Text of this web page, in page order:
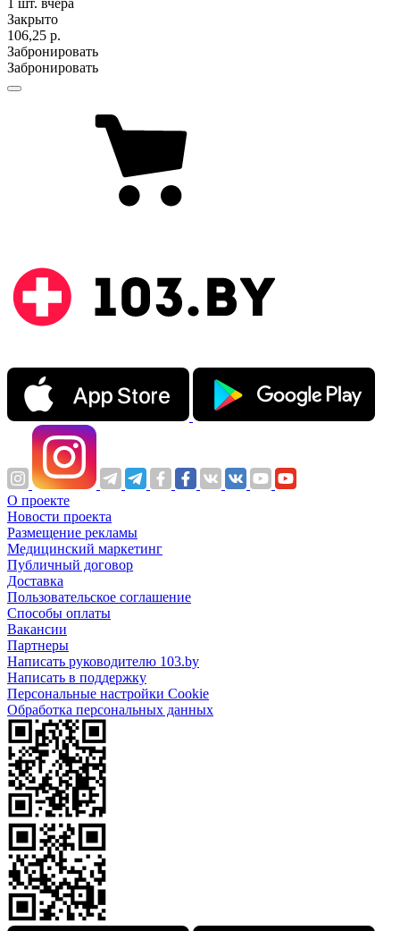
Закрыто
106,25 р.
Забронировать
Забронировать
О проекте
Новости проекта
Размещение рекламы
Медицинский маркетинг
Публичный договор
Доставка
Пользовательское соглашение
Способы оплаты
Вакансии
Партнеры
Написать руководителю 103.by
Написать в поддержку
Персональные настройки Cookie
Обработка персональных данных